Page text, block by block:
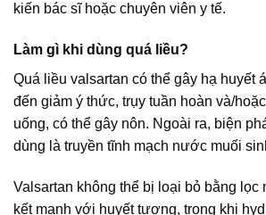
kiến bác sĩ hoặc chuyên viên y tế.
Làm gì khi dùng quá liều?
Quá liều valsartan có thể gây hạ huyết
đến giảm ý thức, trụy tuần hoàn và/
uống, có thể gây nôn. Ngoài ra, biện
dùng là truyền tĩnh mạch nước muối
Valsartan không thể bị loại bỏ bằng lọc
kết mạnh với huyết tương, trong khi